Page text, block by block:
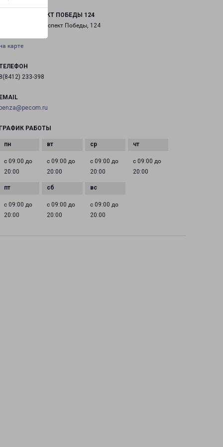
ПРОСПЕКТ ПОБЕДЫ 124
Пенза, проспект Победы, 124
карте
233-398
РАБОТЫ
с 09:00 до
20:00
с 09:00 до
20:00
с 09:00 до
20:00
с 09:00 до
20:00
с 09:00 до
20:00
с 09:00 до
20:00
с 09:00 до
20:00